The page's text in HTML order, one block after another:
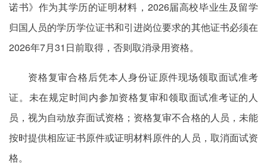
诺书》作为其学历的证明材料，2026届高校毕业生及留学
归国人员的学历学位证书和引进岗位要求的其他证书必须在
2026年7月31日前取得，否则取消录用资格。
资格复审合格后凭本人身份证原件现场领取面试准考
证。未在规定时间内参加资格复审和领取面试准考证的人
员，视为自动放弃面试资格；资格复审不合格的人员，未能
按时提供相应证书原件或证明材料原件的人员，取消面试资
格。